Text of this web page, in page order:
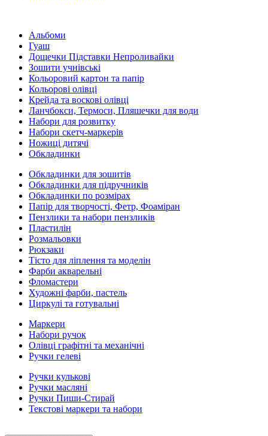
Альбоми
Гуаш
Дощечки Підставки Непроливайки
Зошити учнівські
Кольоровий картон та папір
Кольорові олівці
Крейда та воскові олівці
Ланчбокси, Термоси, Пляшечки для води
Набори для розвитку
Набори скетч-маркерів
Ножиці дитячі
Обкладинки
Обкладинки для зошитів
Обкладинки для підручників
Обкладинки по розмірах
Папір для творчості, Фетр, Фоаміран
Пензлики та набори пензликів
Пластилін
Розмальовки
Рюкзаки
Тісто для ліплення та моделін
Фарби акварельні
Фломастери
Художні фарби, пастель
Циркулі та готувальні
Маркери
Набори ручок
Олівці графітні та механічні
Ручки гелеві
Ручки кулькові
Ручки масляні
Ручки Пиши-Стирай
Текстові маркери та набори